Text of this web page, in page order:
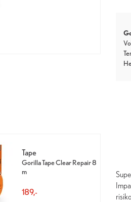
Tape
Gorilla Tape Clear Repair 8
m
189,-